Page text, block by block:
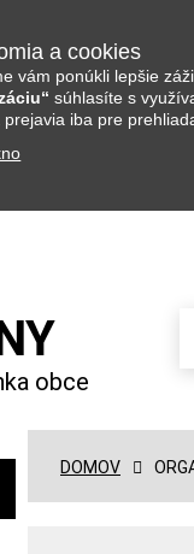
a cookies
vám ponúkli lepšie
súhlasíte s
iba pre
obce
DOMOV